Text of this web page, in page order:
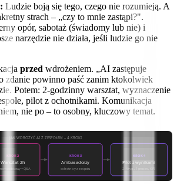
Ludzie boją się tego, czego nie rozumieją. A
strach – „czy to mnie zastąpi?".
opór, sabotaż (świadomy lub nie) i
narzędzie nie działa, jeśli ludzie go nie
przed wdrożeniem. „AI zastępuje
zdanie powinno paść zanim ktokolwiek
Potem: 2-godzinny warsztat, wyznaczenie
pilot z ochotnikami. Komunikacja
nie po – to osobny, kluczowy temat.
JAK WDROŻYĆ AI Z ZESPOŁEM – 4 KROKI
KROK 2
Warsztat 2h
+ podstawy + Q&A
KROK 3
Ambasadorzy
ochotnicy z zespołu
KROK 4
Pilot z wynikami
2–4 tyg., 1 proces, KPI